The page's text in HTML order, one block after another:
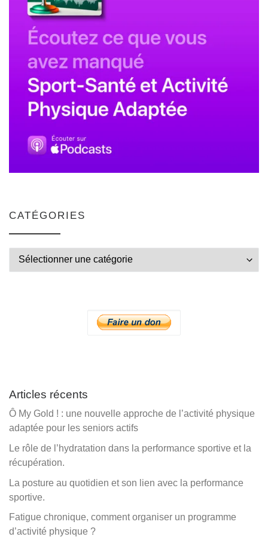
CATÉGORIES
Articles récents
Ô My Gold ! : une nouvelle approche de l’activité physique
adaptée pour les seniors actifs
Le rôle de l’hydratation dans la performance sportive et la
récupération.
La posture au quotidien et son lien avec la performance
sportive.
Fatigue chronique, comment organiser un programme
d’activité physique ?